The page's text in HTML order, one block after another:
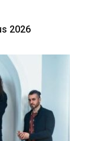
2026